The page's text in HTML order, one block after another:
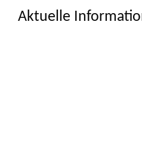
Aktuelle